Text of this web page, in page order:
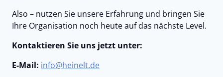
Also – nutzen Sie unsere Erfahrung und bringen Sie
Ihre Organisation noch heute auf das nächste Level.
Kontaktieren Sie uns jetzt unter:
E-Mail: info@heinelt.de